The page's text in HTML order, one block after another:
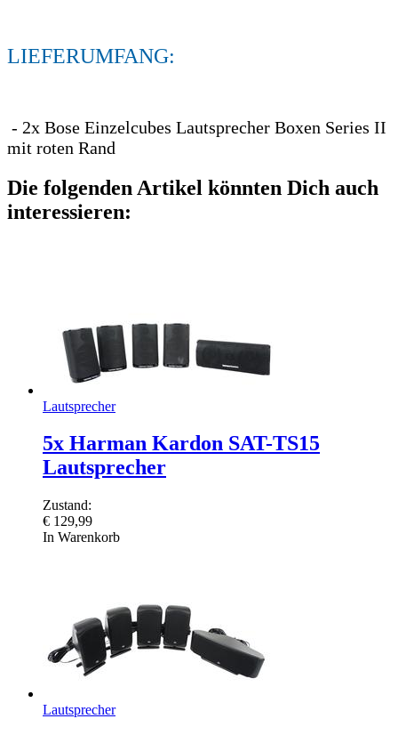
LIEFERUMFANG:
- 2x Bose Einzelcubes Lautsprecher Boxen Series II
mit roten Rand
Die folgenden Artikel könnten Dich auch
interessieren:
Lautsprecher
5x Harman Kardon SAT-TS15
Lautsprecher
Zustand:
€ 129,99
In Warenkorb
Lautsprecher